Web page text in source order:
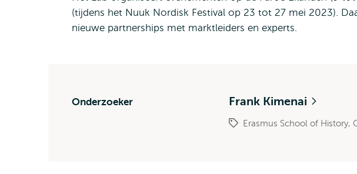
(tijdens het Nuuk Nordisk Festival op 23 tot 27 mei 2023).
nieuwe partnerships met marktleiders en experts.
Onderzoeker Frank Kimenai
Erasmus School of